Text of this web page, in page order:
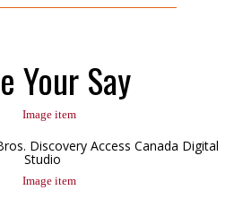
Your Say
Discovery Access Canada Digital
Studio